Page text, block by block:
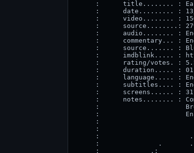
:      title........ :
:      date......... :
:      video........ :
:      source........:
:      audio........ :
:      commentary... :
:      source....... :
:      imdblink..... :
:      rating/votes. :
:      duration..... :
:      language..... :
:      subtitles.... :
:      screens...... :
:      notes........ :
:
:
:
:
:
:               .
:             .: